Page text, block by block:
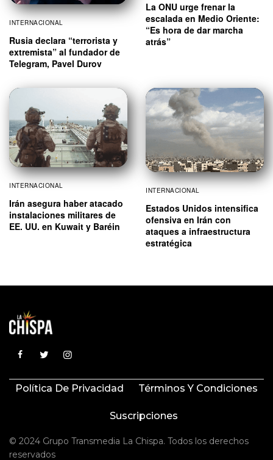
INTERNACIONAL
Rusia declara “terrorista y
extremista” al fundador de
Telegram, Pavel Durov
La ONU urge frenar la
escalada en Medio Oriente:
“Es hora de dar marcha
atrás”
INTERNACIONAL
Irán asegura haber atacado
instalaciones militares de
EE. UU. en Kuwait y Baréin
INTERNACIONAL
Estados Unidos intensifica
ofensiva en Irán con
ataques a infraestructura
estratégica
Política De Privacidad Términos Y Condiciones
Suscripciones
© 2024 Grupo Transmedia La Chispa. Todos los derechos
reservados